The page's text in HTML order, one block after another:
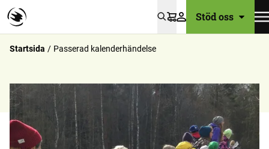
VarukorgStöd oss
Startsida Passerad kalenderhändelse